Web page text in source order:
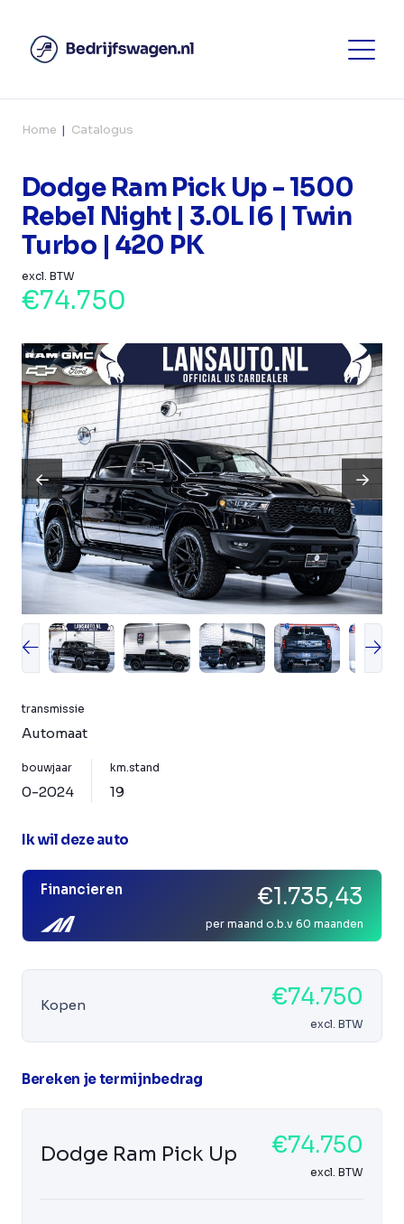
Home Catalogus
Dodge Ram Pick Up - 1500
Rebel Night | 3.0L I6 | Twin
Turbo | 420 PK
excl. BTW
€74.750
transmissie
Automaat
bouwjaar
0-2024
km.stand
19
Ik wil deze auto
Financieren €1.735,43
per maand o.b.v 60 maanden
Kopen €74.750
excl. BTW
Bereken je termijnbedrag
Dodge Ram Pick Up €74.750
excl. BTW